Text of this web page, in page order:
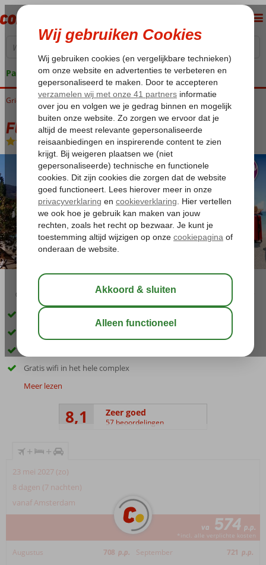
Pakketgarantie
Home
Griekenland Kos Kos-Stad Psalidi Fly & Go Theodorou Beach Hotel
Fly & Go Theodorou Beach Hotel
Logies-Aparthotel
03:45 aug 32°C
Inclusief huurauto
Strand op ca. 50 meter
Gratis wifi in het hele complex
Meer lezen
8,1 Zeer goed
57 beoordelingen
+ +
23 mei 2027 (zo)
8 dagen (7 nachten)
vanaf Amsterdam
va 574 p.p.
*incl. alle verplichte kosten
Augustus 708 p.p. September 721 p.p.